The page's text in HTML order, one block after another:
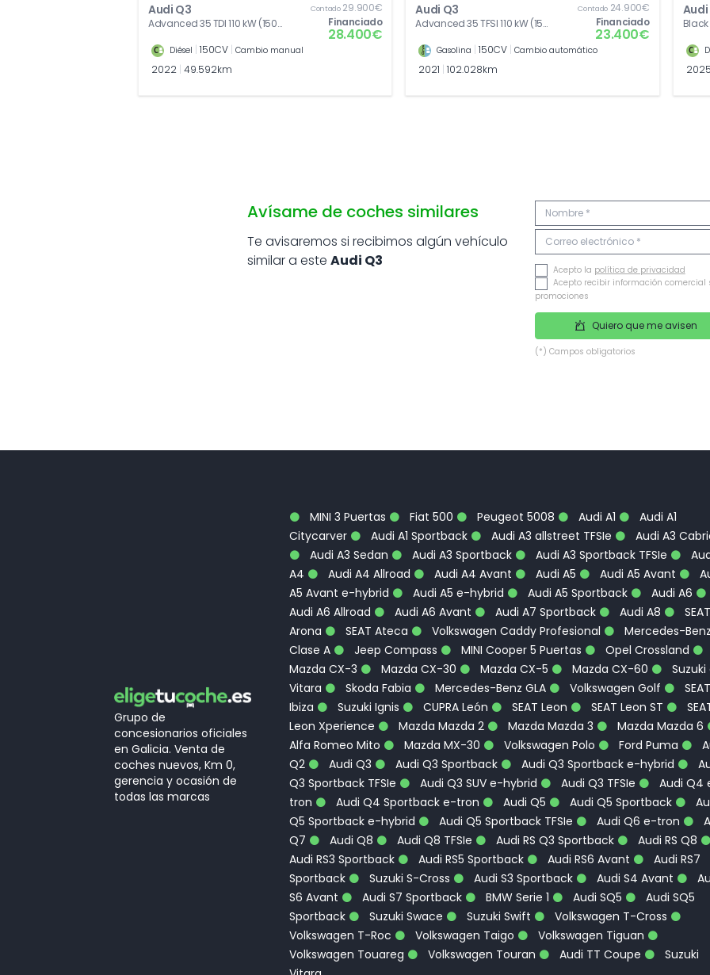
Audi Q3
Advanced 35 TDI 110 kW (150
Contado29.900€
Financiado
28.400€
Diésel 150CV Cambio manual
2022 49.592km
Audi Q3
Advanced 35 TFSI 110 kW (150
Contado 24.900€
Financiado
23.400€
Gasolina 150CV Cambio automático
2021 102.028km
Audi
Black
2025
Avísame de coches similares
Te avisaremos si recibimos algún vehículo
similar a este Audi Q3
Acepto la política de privacidad
Acepto recibir información comercial
promociones
Quiero que me avisen
(*) Campos obligatorios
Grupo de
concesionarios oficiales
en Galicia. Venta de
coches nuevos, Km 0,
gerencia y ocasión de
todas las marcas
MINI 3 Puertas Fiat 500 Peugeot 5008 Audi A1
Audi A1
Citycarver
Audi A1 Sportback Audi A3 allstreet TFSIe
Audi A3
Audi A3 Sedan
Audi A3 Sportback Audi A3 Sportback TFSIe
A4
Audi A4 Allroad Audi A4 Avant Audi A5 Audi A5 Avant
A5 Avant e-hybrid
Audi A5 e-hybrid Audi A5 Sportback
Audi A6
Audi A6 Allroad
Audi A6 Avant Audi A7 Sportback Audi A8
SEAT
Arona
SEAT Ateca Volkswagen Caddy Profesional
Mercedes-Benz
Clase A
Jeep Compass MINI Cooper 5 Puertas
Opel Crossland
Mazda CX-3
Mazda CX-30 Mazda CX-5 Mazda CX-60
Suzuki
Vitara
Skoda Fabia Mercedes-Benz GLA Volkswagen Golf
SEAT
Ibiza
Suzuki Ignis CUPRA León SEAT Leon SEAT Leon ST
Leon Xperience
Mazda Mazda 2 Mazda Mazda 3
Mazda Mazda 6
Alfa Romeo Mito
Mazda MX-30 Volkswagen Polo Ford Puma
Q2
Audi Q3 Audi Q3 Sportback Audi Q3 Sportback e-hybrid
Q3 Sportback TFSIe
Audi Q3 SUV e-hybrid Audi Q3 TFSIe
Audi Q4
tron
Audi Q4 Sportback e-tron Audi Q5 Audi Q5 Sportback
Q5 Sportback e-hybrid
Audi Q5 Sportback TFSIe Audi Q6 e-tron
Q7
Audi Q8 Audi Q8 TFSIe Audi RS Q3 Sportback
Audi RS Q8
Audi RS3 Sportback
Audi RS5 Sportback Audi RS6 Avant
Audi RS7
Sportback
Suzuki S-Cross Audi S3 Sportback Audi S4 Avant
S6 Avant
Audi S7 Sportback BMW Serie 1 Audi SQ5
Audi SQ5
Sportback
Suzuki Swace Suzuki Swift
Volkswagen T-Cross
Volkswagen T-Roc
Volkswagen Taigo
Volkswagen Tiguan
Volkswagen Touareg
Volkswagen Touran Audi TT Coupe
Suzuki